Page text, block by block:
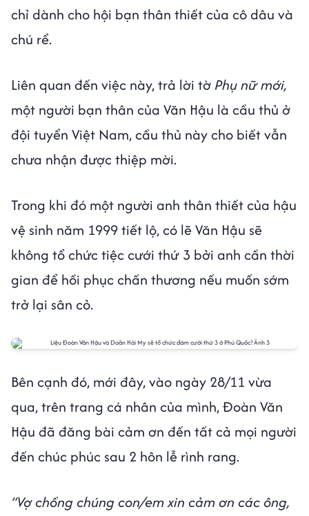
chỉ dành cho hội bạn thân thiết của cô dâu và
chú rể.
Liên quan đến việc này, trả lời tờ Phụ nữ mới,
một người bạn thân của Văn Hậu là cầu thủ ở
đội tuyển Việt Nam, cầu thủ này cho biết vẫn
chưa nhận được thiệp mời.
Trong khi đó một người anh thân thiết của hậu
vệ sinh năm 1999 tiết lộ, có lẽ Văn Hậu sẽ
không tổ chức tiệc cưới thứ 3 bởi anh cần thời
gian để hồi phục chấn thương nếu muốn sớm
trở lại sân cỏ.
Bên cạnh đó, mới đây, vào ngày 28/11 vừa
qua, trên trang cá nhân của mình, Đoàn Văn
Hậu đã đăng bài cảm ơn đến tất cả mọi người
đến chúc phúc sau 2 hôn lễ rình rang.
“Vợ chồng chúng con/em xin cảm ơn các ông,